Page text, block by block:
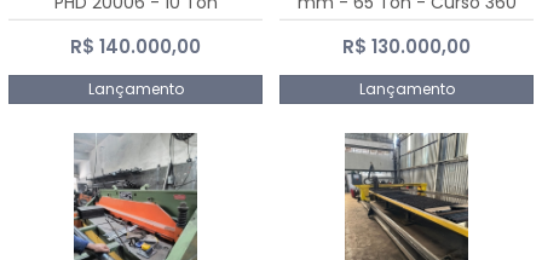
R$ 140.000,00
Lançamento
mm
R$ 130.000,00
Lançamento